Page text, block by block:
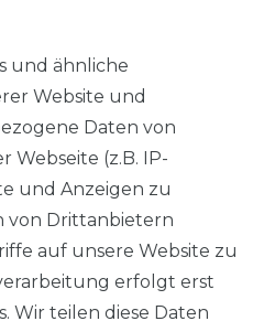
- Casual Fit - Herren
College Strickjacke
Farben
627)
UVP 59,99 €
€ *
und ähnliche
Website und
Daten von
Webseite (z.B. IP-
und Anzeigen zu
von Drittanbietern
auf unsere Website zu
erfolgt erst
Wir teilen diese Daten